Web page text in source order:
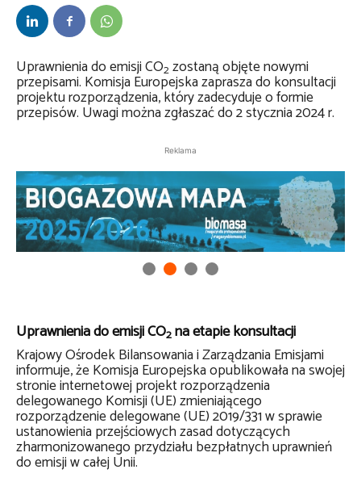
Uprawnienia do emisji CO2zostaną objęte nowymi
przepisami. Komisja Europejska zaprasza do konsultacji
projektu rozporządzenia, który zadecyduje o formie
przepisów. Uwagi można zgłaszać do 2 stycznia 2024 r.
Reklama
Uprawnienia do emisji CO2na etapie konsultacji
Krajowy Ośrodek Bilansowania i Zarządzania Emisjami
informuje, że Komisja Europejska opublikowała na swojej
stronie internetowej projekt rozporządzenia
delegowanego Komisji (UE) zmieniającego
rozporządzenie delegowane (UE) 2019/331 w sprawie
ustanowienia przejściowych zasad dotyczących
zharmonizowanego przydziału bezpłatnych uprawnień
do emisji w całej Unii.